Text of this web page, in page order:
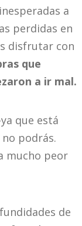
a
perdidas en
disfrutar con
que
a ir mal.
que está
podrás.
mucho peor
de